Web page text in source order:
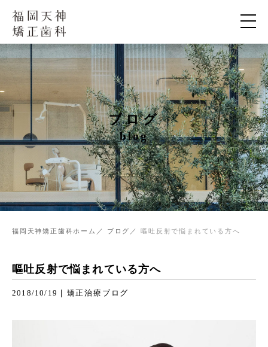
ブログ
blog
福岡天神矯正歯科ホーム ブログ 嘔吐反射で悩まれている方へ
嘔吐反射で悩まれている方へ
2018/10/19 | 矯正治療ブログ